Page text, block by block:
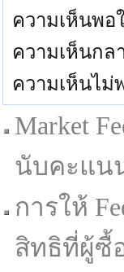
ความเห็นพอ
ความเห็นกล
ความเห็นไม่
Market
นับคะแน
การให้
สิทธิที่ผู้ซื้